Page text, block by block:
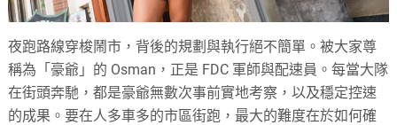
夜跑路線穿梭鬧市，背後的規劃與執行絕不簡單。被大家尊
稱為「豪爺」的 Osman，正是 FDC 軍師與配速員。每當大隊
在街頭奔馳，都是豪爺無數次事前實地考察，以及穩定控速
的成果。要在人多車多的市區街跑，最大的難度在於如何確